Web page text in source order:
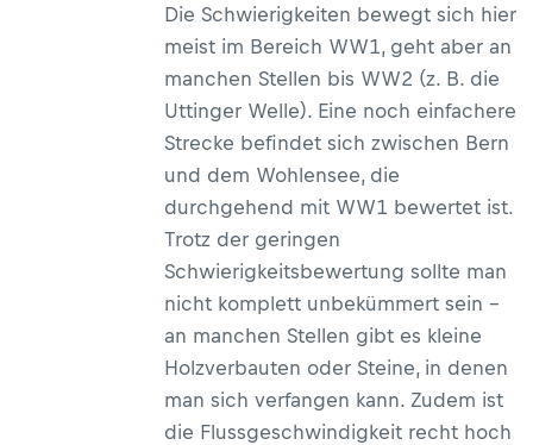
Die Schwierigkeiten bewegt sich hier
meist im Bereich WW1, geht aber an
manchen Stellen bis WW2 (z. B. die
Uttinger Welle). Eine noch einfachere
Strecke befindet sich zwischen Bern
und dem Wohlensee, die
durchgehend mit WW1 bewertet ist.
Trotz der geringen
Schwierigkeitsbewertung sollte man
nicht komplett unbekümmert sein –
an manchen Stellen gibt es kleine
Holzverbauten oder Steine, in denen
man sich verfangen kann. Zudem ist
die Flussgeschwindigkeit recht hoch